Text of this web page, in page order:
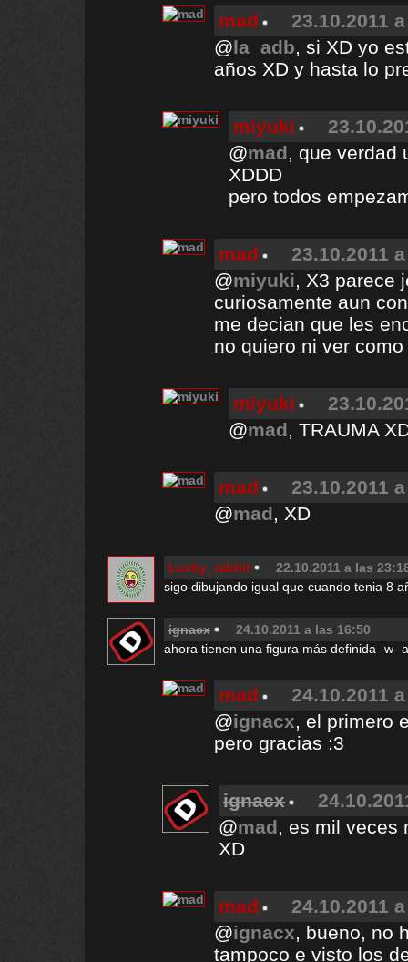
mad
23.10.2011
@la_adb, si XD yo
años XD y hasta lo
miyuki
@mad, que verdad
XDDD
pero todos
mad
23.10.2011
@miyuki, X3 parece
curiosamente aun
me decian que les
no quiero ni ver
miyuki
@mad, TRAUMA
mad
23.10.2011
@mad, XD
Lucky_rabbit
22.10.2011 a las
sigo dibujando igual que cuando tenia 8
ignacx
24.10.2011 a las 16:50
ahora tienen una figura más definida -w-
mad
24.10.2011
@ignacx, el primero
pero gracias :3
ignacx
@mad, es mil veces
XD
mad
24.10.2011
@ignacx, bueno, no
tampoco e visto los